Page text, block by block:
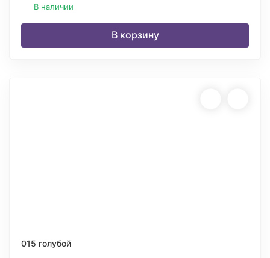
В наличии
В корзину
015 голубой